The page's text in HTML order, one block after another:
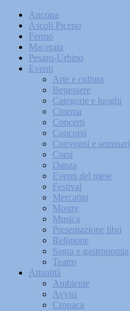
Ancona
Ascoli Piceno
Fermo
Macerata
Pesaro-Urbino
Eventi
Arte e cultura
Benessere
Categorie e luoghi
Cinema
Concerti
Concorsi
Convegni e seminari
Corsi
Danza
Eventi del mese
Festival
Mercatini
Mostre
Musica
Presentazione libri
Religione
Sagra e gastronomia
Teatro
Attualità
Ambiente
Avvisi
Cronaca